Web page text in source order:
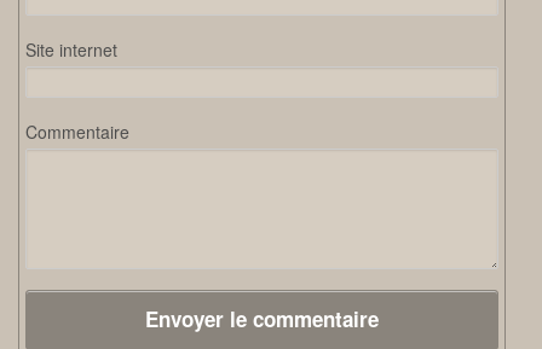
Site internet
Commentaire